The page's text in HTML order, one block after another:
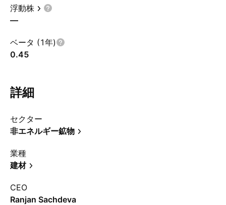
浮動株
—
ベータ (1年)
0.45
詳細
セクター
非エネルギー鉱物
業種
建材
CEO
Ranjan Sachdeva